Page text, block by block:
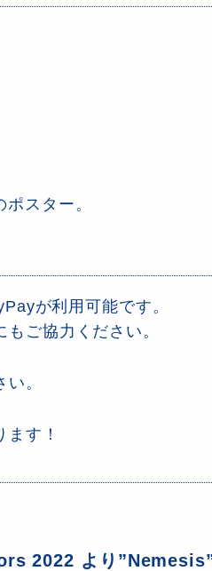
スター。
が利用可能です。
ご協力ください。
。
す！
2022 より